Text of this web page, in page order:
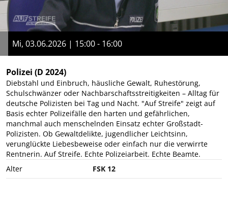
Mi, 03.06.2026 | 15:00 - 16:00
Polizei (D 2024)
Diebstahl und Einbruch, häusliche Gewalt, Ruhestörung,
Schulschwänzer oder Nachbarschaftsstreitigkeiten – Alltag für
deutsche Polizisten bei Tag und Nacht. "Auf Streife" zeigt auf
Basis echter Polizeifälle den harten und gefährlichen,
manchmal auch menschelnden Einsatz echter Großstadt-
Polizisten. Ob Gewaltdelikte, jugendlicher Leichtsinn,
verunglückte Liebesbeweise oder einfach nur die verwirrte
Rentnerin. Auf Streife. Echte Polizeiarbeit. Echte Beamte.
Alter
FSK 12